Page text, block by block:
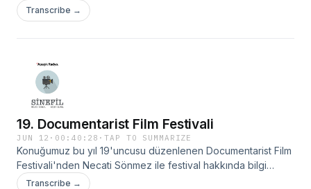
haberlere yer verirken; ayrıca 1995’ten beri devam eden
Toy Story serisinden müzikler dinleyeceğiz.
Transcribe →
19. Documentarist Film Festivali
JUN 12 · 00:40:28 ·TAP TO SUMMARIZE
Konuğumuz bu yıl 19'uncusu düzenlenen Documentarist Film
Festivali'nden Necati Sönmez ile festival hakkında bilgi
alıyoruz.
Transcribe →